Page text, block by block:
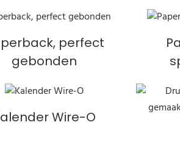
perfect
gebonden
Wire-O